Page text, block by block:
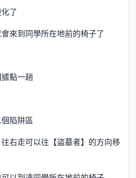
了
來到同學所在地前的椅子了
點一趟
陷阱區
右走可以往【盜墓者】的方向移